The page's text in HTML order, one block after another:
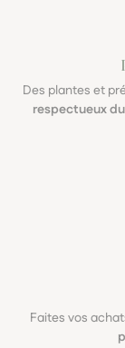
Des plantes et
respectueux
Faites vos